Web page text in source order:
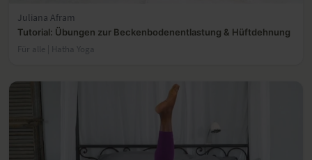
Juliana Afram
Tutorial: Übungen zur Beckenbodenentlastung & Hüftdehnung
Für alle | Hatha Yoga